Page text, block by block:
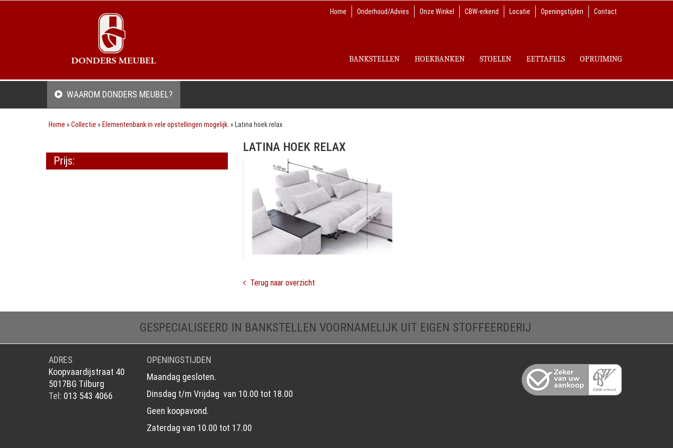
Home Onderhoud/Advies Onze Winkel CBW-erkend Locatie Openingstijden Contact
BANKSTELLEN HOEKBANKEN STOELEN EETTAFELS OPRUIMING
WAAROM DONDERS MEUBEL?
Home »Collectie » Elementenbank in vele opstellingen mogelijk. » Latina hoek relax
Prijs:
LATINA HOEK RELAX
Terug naar overzicht
GESPECIALISEERD IN BANKSTELLEN VOORNAMELIJK UIT EIGEN STOFFEERDERIJ
ADRES
Koopvaardijstraat 40
5017BG Tilburg
Tel: 013 543 4066
OPENINGSTIJDEN
Maandag gesloten.
Dinsdag t/m Vrijdag van 10.00 tot 18.00
Geen koopavond.
Zaterdag van 10.00 tot 17.00